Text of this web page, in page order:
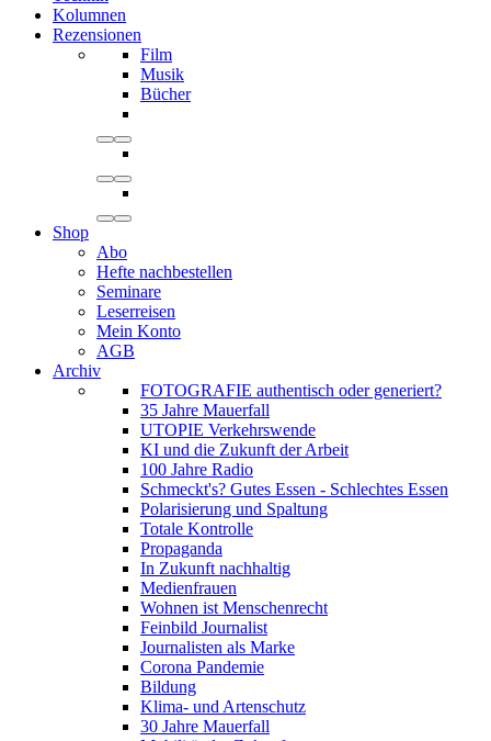
Kolumnen
Rezensionen
Film
Musik
Bücher
Shop
Abo
Hefte nachbestellen
Seminare
Leserreisen
Mein Konto
AGB
Archiv
FOTOGRAFIE authentisch oder generiert?
35 Jahre Mauerfall
UTOPIE Verkehrswende
KI und die Zukunft der Arbeit
100 Jahre Radio
Schmeckt's? Gutes Essen - Schlechtes Essen
Polarisierung und Spaltung
Totale Kontrolle
Propaganda
In Zukunft nachhaltig
Medienfrauen
Wohnen ist Menschenrecht
Feinbild Journalist
Journalisten als Marke
Corona Pandemie
Bildung
Klima- und Artenschutz
30 Jahre Mauerfall